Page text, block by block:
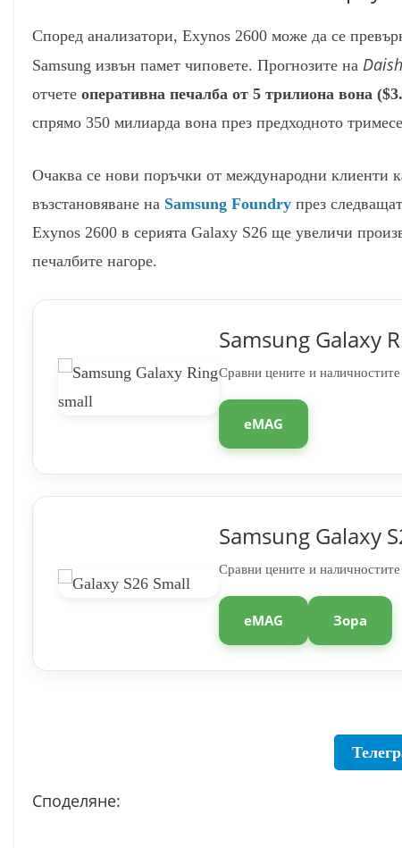
Според анализатори, Exynos 2600 може да се
Samsung извън памет чиповете. Прогнозите на
отчете оперативна печалба от 5 трилиона вона
спрямо 350 милиарда вона през предходното
Очаква се нови поръчки от международни клиенти
възстановяване на Samsung Foundry през
Exynos 2600 в серията Galaxy S26 ще увеличи
печалбите нагоре.
Samsung Galaxy
Сравни цените и
eMAG
Samsung Galaxy
Сравни цените и
eMAG Зора
Споделяне: